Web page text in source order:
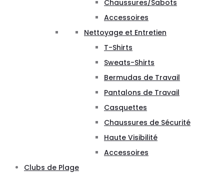
Chaussures/Sabots
Accessoires
Nettoyage et Entretien
T-Shirts
Sweats-Shirts
Bermudas de Travail
Pantalons de Travail
Casquettes
Chaussures de Sécurité
Haute Visibilité
Accessoires
Clubs de Plage